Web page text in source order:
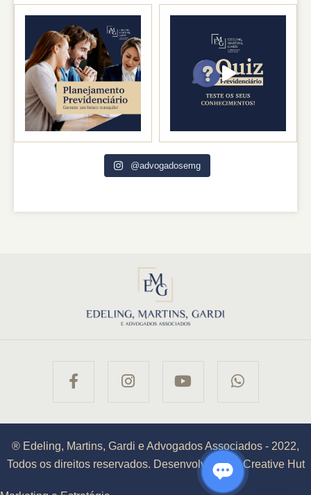
@advogadosemg
® Edeling, Martins, Gardi e Advogados Associados - 2022,
Todos os direitos reservados. Desenvolvido por Creative Hut